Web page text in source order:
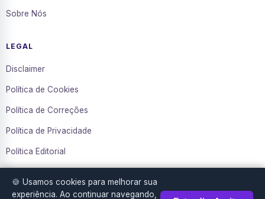
Sobre Nós
LEGAL
Disclaimer
Política de Cookies
Política de Correções
Política de Privacidade
Política Editorial
Transparência
🍪 Usamos cookies para melhorar sua
experiência. Ao continuar navegando,